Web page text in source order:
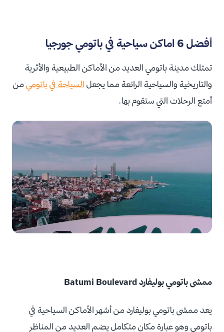
أفضل 6 اماكن سياحية في باتومي جورجيا
تمتلك مدينة باتومي العديد من الأماكن الطبيعية والأثرية
والتاريخية والسياحية الرائعة مما يجعل السياحة في باتوميمن
أمتع الرحلات التي ستقوم بها.
ممشى باتومي بوليفارد Batumi Boulevard
يعد ممشى باتومي بوليفارد من أشهر الأماكن السياحية في
باتومي وهو عبارة مكان متكامل يضم العديد من المناظر